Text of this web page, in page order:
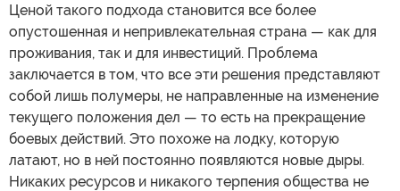
Ценой такого подхода становится все более
опустошенная и непривлекательная страна — как для
проживания, так и для инвестиций. Проблема
заключается в том, что все эти решения представляют
собой лишь полумеры, не направленные на изменение
текущего положения дел — то есть на прекращение
боевых действий. Это похоже на лодку, которую
латают, но в ней постоянно появляются новые дыры.
Никаких ресурсов и никакого терпения общества не